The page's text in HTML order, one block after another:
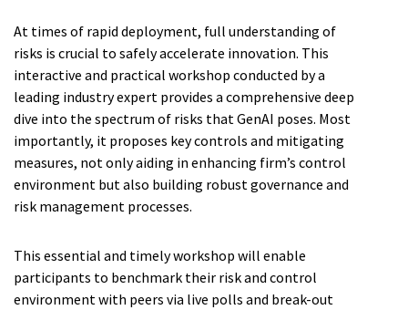
At times of rapid deployment, full understanding of
risks is crucial to safely accelerate innovation. This
interactive and practical workshop conducted by a
leading industry expert provides a comprehensive deep
dive into the spectrum of risks that GenAI poses. Most
importantly, it proposes key controls and mitigating
measures, not only aiding in enhancing firm’s control
environment but also building robust governance and
risk management processes.
This essential and timely workshop will enable
participants to benchmark their risk and control
environment with peers via live polls and break-out